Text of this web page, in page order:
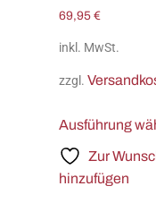
69,95 €
inkl. MwSt.
zzgl.
Ausführung
Zur
hinzufügen